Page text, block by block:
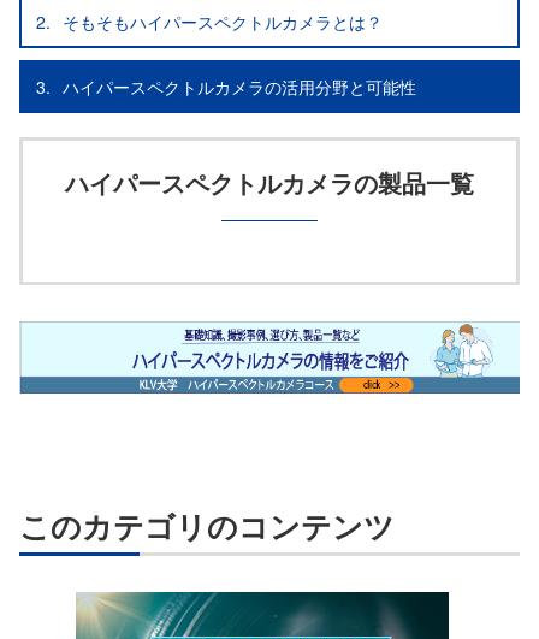
2. そもそもハイパースペクトルカメラとは？
3. ハイパースペクトルカメラの活用分野と可能性
ハイパースペクトルカメラの製品一覧
このカテゴリのコンテンツ